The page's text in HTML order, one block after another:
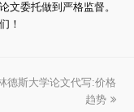
文委托做到严格监督。
！
德斯大学论文代写:价格
趋势